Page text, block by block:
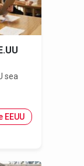
sea
EEUU